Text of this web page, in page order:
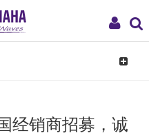
My
Toggle
经销商招募，诚